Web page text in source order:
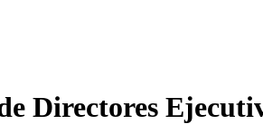
Directores